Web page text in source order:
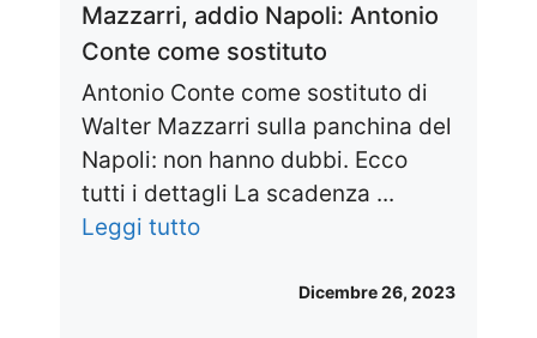
Mazzarri, addio Napoli: Antonio
Conte come sostituto
Antonio Conte come sostituto di
Walter Mazzarri sulla panchina del
Napoli: non hanno dubbi. Ecco
tutti i dettagli La scadenza ...
Leggi tutto
Dicembre 26, 2023